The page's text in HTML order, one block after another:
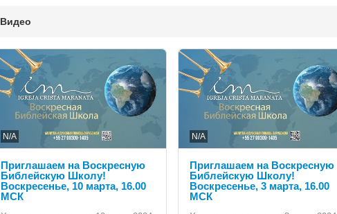
Видео
N/A
Приглашаем на Воскресную
Библейскую Школу!
Воскресенье, 10 марта, 16.00
МСК
N/A
Приглашаем на Воскресную
Библейскую Школу!
Воскресенье, 3 марта, 16.00
МСК